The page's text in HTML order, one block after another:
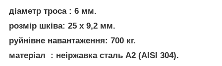
діаметр троса : 6 мм.
розмір шківа: 25 х 9,2 мм.
руйнівне навантаження: 700 кг.
матеріал : неіржавка сталь А2 (AISI 304).